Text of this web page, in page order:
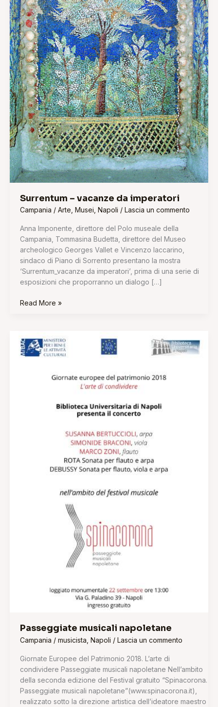
Surrentum – vacanze da imperatori
Campania / Arte Musei Napoli / Lascia un commento
Anna Imponente, direttore del Polo museale della
Campania, Tommasina Budetta, direttore del Museo
archeologico Georges Vallet e Vincenzo Iaccarino,
sindaco di Piano di Sorrento presentano la mostra
‘Surrentum_vacanze da imperatori’, prima di una serie di
esposizioni che proporranno un dialogo […]
Read More »
Passeggiate musicali napoletane
Campania / musicista Napoli / Lascia un commento
Giornate Europee del Patrimonio 2018. L’arte di
condividere Passeggiate musicali napoletane Nell’ambito
della seconda edizione del Festival gratuito “Spinacorona.
Passeggiate musicali napoletane”(www.spinacorona.it),
realizzato sotto la direzione artistica dell’ideatore maestro
Passeggiate
musicali
napoletane